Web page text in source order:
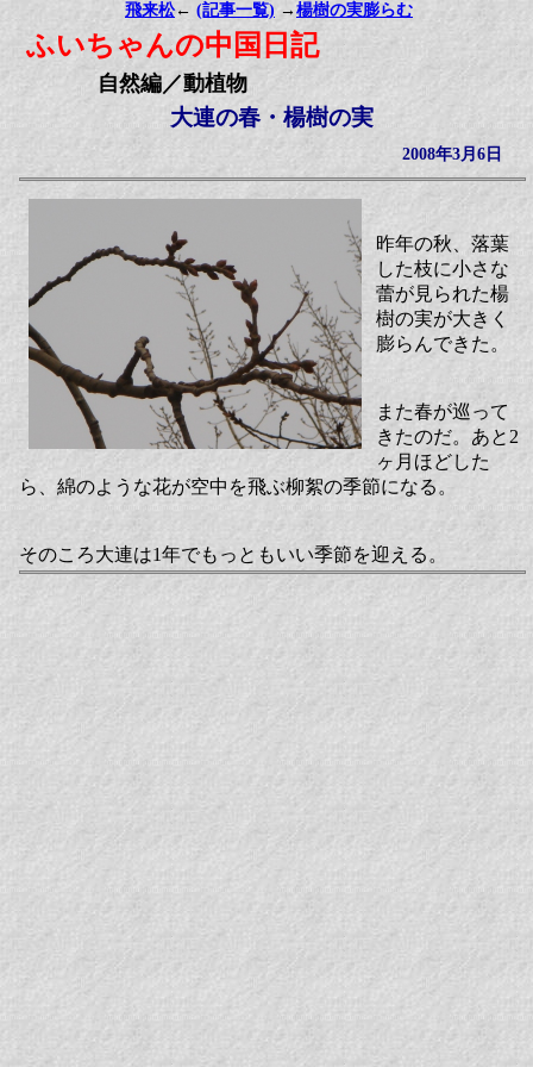
飛来松← (記事一覧) → 楊樹の実膨らむ
ふいちゃんの中国日記
自然編／動植物
大連の春・楊樹の実
2008年3月6日
昨年の秋、落葉
した枝に小さな
蕾が見られた楊
樹の実が大きく
膨らんできた。
また春が巡って
きたのだ。あと2
ヶ月ほどした
ら、綿のような花が空中を飛ぶ柳絮の季節になる。
そのころ大連は1年でもっともいい季節を迎える。